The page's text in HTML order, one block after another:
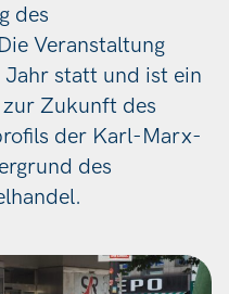
des
Veranstaltung
statt und ist ein
Zukunft des
der Karl-Marx-
des